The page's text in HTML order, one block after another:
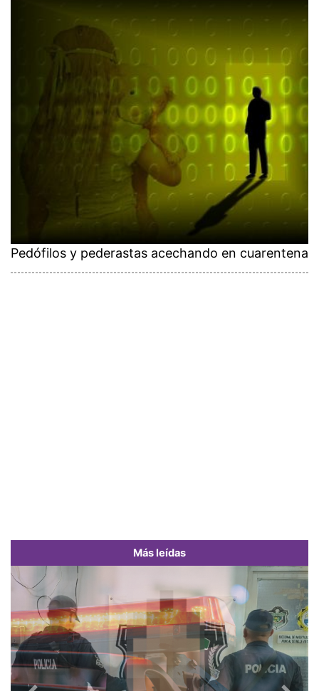
Pedófilos y pederastas acechando en cuarentena
Más leídas